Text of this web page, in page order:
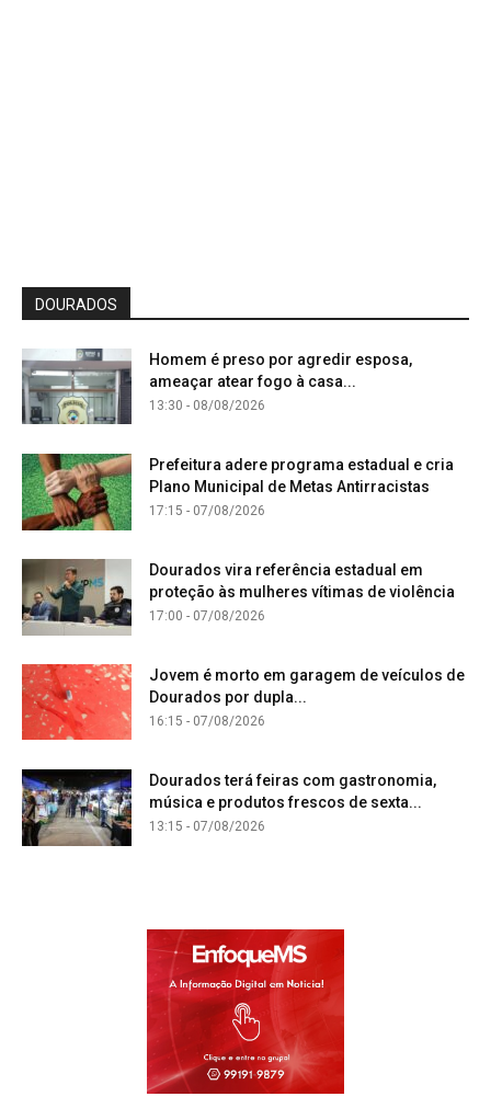
DOURADOS
Homem é preso por agredir esposa,
ameaçar atear fogo à casa...
13:30 - 08/08/2026
Prefeitura adere programa estadual e cria
Plano Municipal de Metas Antirracistas
17:15 - 07/08/2026
Dourados vira referência estadual em
proteção às mulheres vítimas de violência
17:00 - 07/08/2026
Jovem é morto em garagem de veículos de
Dourados por dupla...
16:15 - 07/08/2026
Dourados terá feiras com gastronomia,
música e produtos frescos de sexta...
13:15 - 07/08/2026